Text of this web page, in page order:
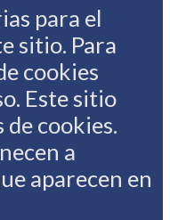
para el
sitio. Para
cookies
Este sitio
cookies.
a
aparecen en